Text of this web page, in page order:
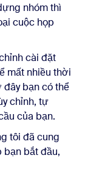
nhóm thì
cuộc họp
cài đặt
mất nhiều thời
bạn có thể
chỉnh, tự
của bạn.
tôi đã cung
bạn bắt đầu,